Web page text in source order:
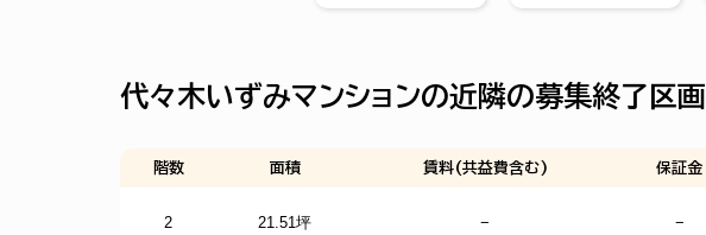
代々木いずみマンションの近隣の募集終了区画
階数 面積 賃料(共益費含む) 保証金
2 21.51坪 − −